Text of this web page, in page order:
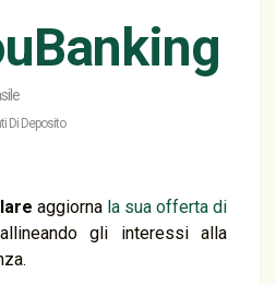
Di Deposito
aggiorna la sua offerta di
gli interessi alla